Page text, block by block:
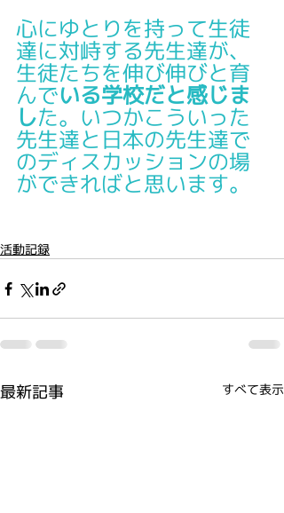
心にゆとりを持って生徒
達に対峙する先生達が、
生徒たちを伸び伸びと育
んでいる学校だと感じま
した。いつかこういった
先生達と日本の先生達で
のディスカッションの場
ができればと思います。
活動記録
最新記事 すべて表示